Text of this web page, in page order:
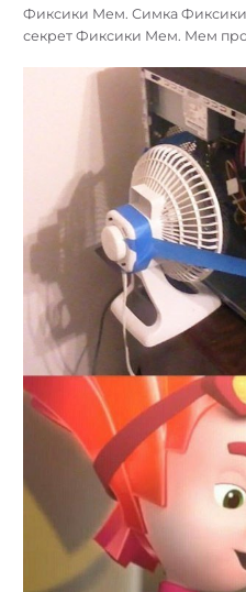
Фиксики Мем. Симка
секрет Фиксики Мем. Мем